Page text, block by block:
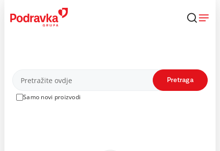
content
Proizvodi
Samo novi proizvodi
Pretraga